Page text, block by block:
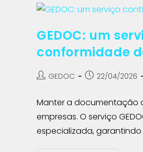
GEDOC: um
conformidade
GEDOC 22/04/2026
Manter a documentação
empresas. O serviço
especializada,